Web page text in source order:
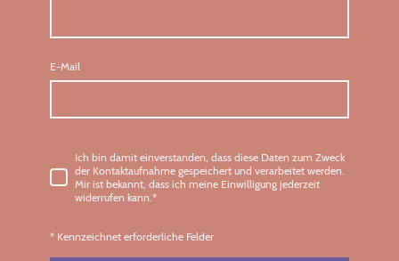
E-Mail
Ich bin damit einverstanden, dass diese Daten zum Zweck
der Kontaktaufnahme gespeichert und verarbeitet werden.
Mir ist bekannt, dass ich meine Einwilligung jederzeit
widerrufen kann.*
* Kennzeichnet erforderliche Felder